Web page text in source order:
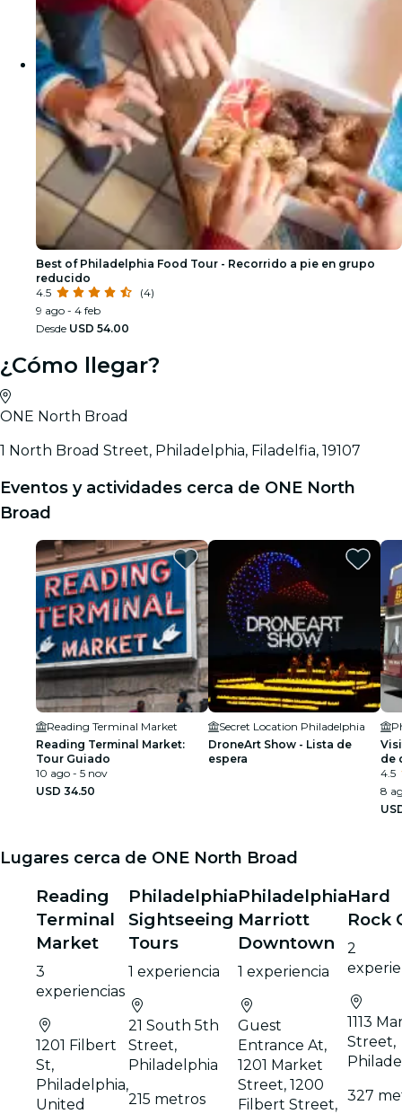
Best of Philadelphia Food Tour - Recorrido a pie en grupo
reducido
4.5
(4)
9 ago - 4 feb
Desde USD 54.00
¿Cómo llegar?
ONE North Broad
1 North Broad Street, Philadelphia, Filadelfia, 19107
Eventos y actividades cerca de ONE North
Broad
Reading Terminal Market
Reading Terminal Market:
Tour Guiado
10 ago - 5 nov
USD 34.50
Secret Location Philadelphia
DroneArt Show - Lista de
espera
de
4.5
8
Lugares cerca de ONE North Broad
Reading
Terminal
Market
3
experiencias
1201 Filbert
St,
Philadelphia,
United
Philadelphia
Sightseeing
Tours
1 experiencia
21 South 5th
Street,
Philadelphia
215 metros
Philadelphia
Marriott
Downtown
1 experiencia
Guest
Entrance At,
1201 Market
Street, 1200
Filbert Street,
Hard
Rock
2
1113
Street,
327